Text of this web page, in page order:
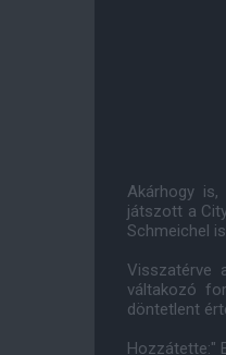
Akárhogy
játszott a
Schmeichel
Visszatérve
váltakozó
döntetlent
Hozzátette:"